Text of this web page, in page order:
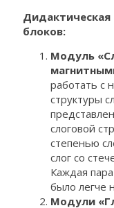
Дидактическая
блоков:
Модуль
работать с
структуры
слоговой
степенью
слог со
Каждая
было легче
Модули